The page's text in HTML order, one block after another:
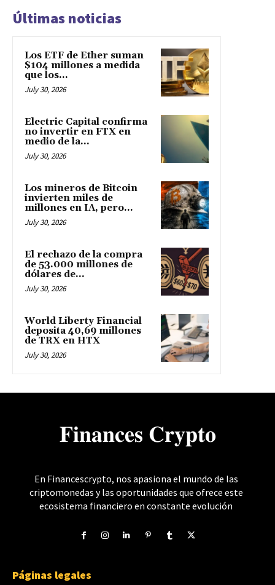
Últimas noticias
Los ETF de Ether suman
$104 millones a medida
que los...
July 30, 2026
Electric Capital confirma
no invertir en FTX en
medio de la...
July 30, 2026
Los mineros de Bitcoin
invierten miles de
millones en IA, pero...
July 30, 2026
El rechazo de la compra
de 53.000 millones de
dólares de...
July 30, 2026
World Liberty Financial
deposita 40,69 millones
de TRX en HTX
July 30, 2026
𝐅𝐢𝐧𝐚𝐧𝐜𝐞𝐬 𝐂𝐫𝐲𝐩𝐭𝐨
En Financescrypto, nos apasiona el mundo de las
criptomonedas y las oportunidades que ofrece este
ecosistema financiero en constante evolución
Páginas legales